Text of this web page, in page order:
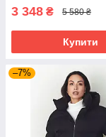
3 348 ₴ 5 580 ₴
Купити
–7%